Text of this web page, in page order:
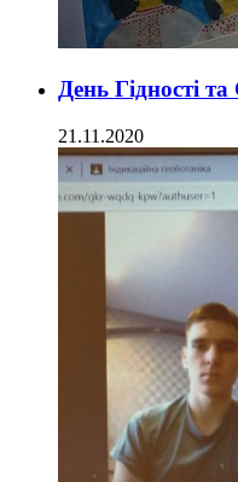
День Гідності
21.11.2020